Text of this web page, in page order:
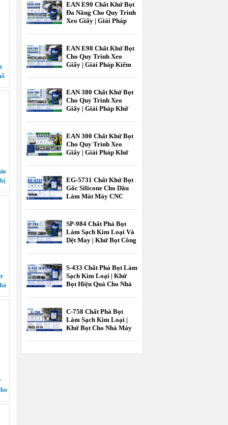
EAN E90 Chất Khử Bọt
Đa Năng Cho Quy Trình
Xeo Giấy | Giải Pháp
EAN E98 Chất Khử Bọt
Cho Quy Trình Xeo
Giấy | Giải Pháp Kiểm
EcooneChem
EAN 380 Chất Khử Bọt
Cho Quy Trình Xeo
Giấy | Giải Pháp Khử
Giấy | Ecoone Chem
EAN 300 Chất Khử Bọt
Cho Quy Trình Xeo
Giấy | Giải Pháp Khử
EG-5731 Chất Khử Bọt
Gốc Silicone Cho Dầu
Làm Mát Máy CNC
SP-984 Chất Phá Bọt
Làm Sạch Kim Loại Và
Dệt May | Khử Bọt Công
S-433 Chất Phá Bọt Làm
Sạch Kim Loại | Khử
Bọt Hiệu Quả Cho Nhà
C-758 Chất Phá Bọt
Làm Sạch Kim Loại |
Khử Bọt Cho Nhà Máy